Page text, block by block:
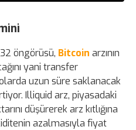
öngörüsü, Bitcoin arzının
yani transfer
uzun süre saklanacak
Illiquid arz, piyasadaki
düşürerek arz kıtlığına
azalmasıyla fiyat